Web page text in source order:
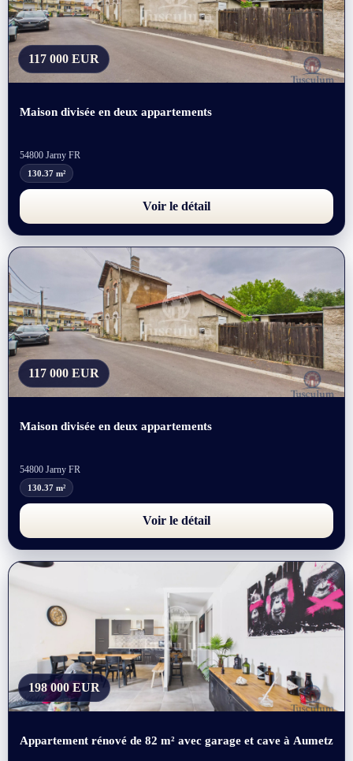
117 000 EUR
Maison divisée en deux appartements
54800 Jarny FR
130.37 m²
Voir le détail
117 000 EUR
Maison divisée en deux appartements
54800 Jarny FR
130.37 m²
Voir le détail
198 000 EUR
Appartement rénové de 82 m² avec garage et cave à Aumetz